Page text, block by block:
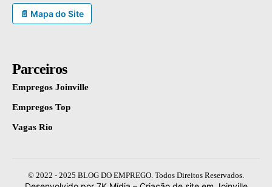
📄 Mapa do Site
Parceiros
Empregos Joinville
Empregos Top
Vagas Rio
© 2022 - 2025 BLOG DO EMPREGO. Todos Direitos Reservados.